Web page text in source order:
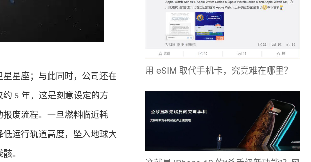
星座；与此同时，公司还在
5 年，这是刻意设定的方
废流程。一旦燃料临近耗
运行轨道高度，坠入地球大
。
用 eSIM 取代手机卡，究竟难在哪里？